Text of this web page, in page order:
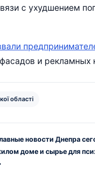
с ухудшением
и рекламных
області
новости Днепра
доме и сырье для